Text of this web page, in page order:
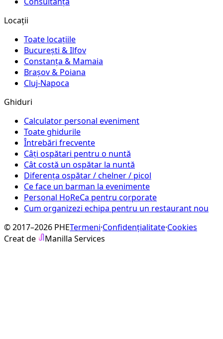
Locații
Toate locațiile
București & Ilfov
Constanța & Mamaia
Brașov & Poiana
Cluj-Napoca
Ghiduri
Calculator personal eveniment
Toate ghidurile
Întrebări frecvente
Câți ospătari pentru o nuntă
Cât costă un ospătar la nuntă
Diferența ospătar / chelner / picol
Ce face un barman la evenimente
Personal HoReCa pentru corporate
Cum organizezi echipa pentru un restaurant nou
© 2017–2026 PHETermeni·Confidențialitate·Cookies
Creat de
Manilla Services